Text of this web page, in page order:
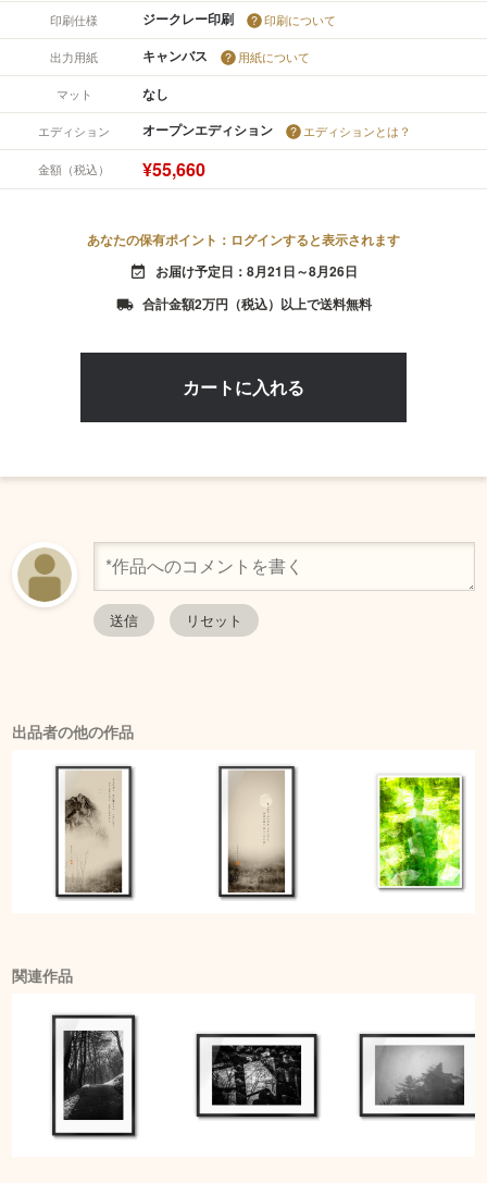
印刷仕様 ジークレー印刷 印刷について
出力用紙 キャンバス 用紙について
マット なし
エディション オープンエディション エディションとは？
金額（税込） ¥55,660
あなたの保有ポイント：ログインすると表示されます
event_available お届け予定日：8月21日～8月26日
local_shipping 合計金額2万円（税込）以上で送料無料
出品者の他の作品
関連作品